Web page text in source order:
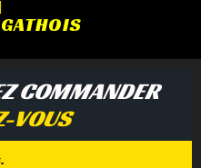
COMMANDER
VOUS